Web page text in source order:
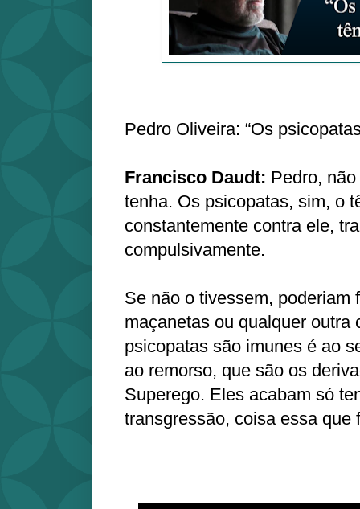
Pedro Oliveira: “Os
Francisco Daudt: Pedro,
tenha. Os psicopatas, sim, o
constantemente contra ele,
compulsivamente.
Se não o tivessem, poderiam
maçanetas ou qualquer outra
psicopatas são imunes é ao
ao remorso, que são os
Superego. Eles acabam só
transgressão, coisa essa que